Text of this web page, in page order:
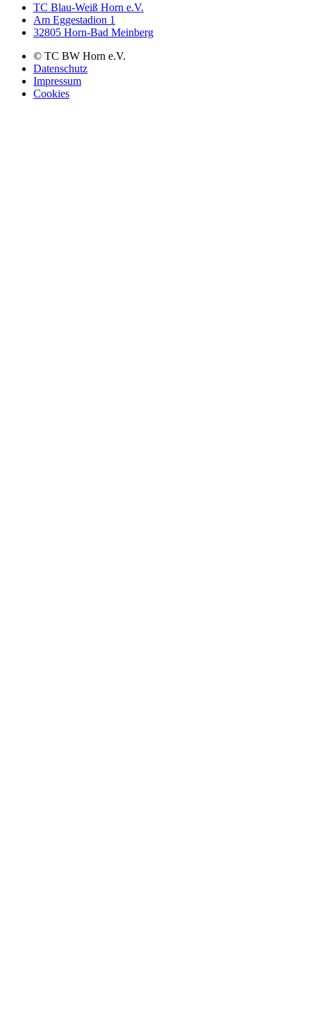
TC Blau-Weiß Horn e.V.
Am Eggestadion 1
32805 Horn-Bad Meinberg
© TC BW Horn e.V.
Datenschutz
Impressum
Cookies